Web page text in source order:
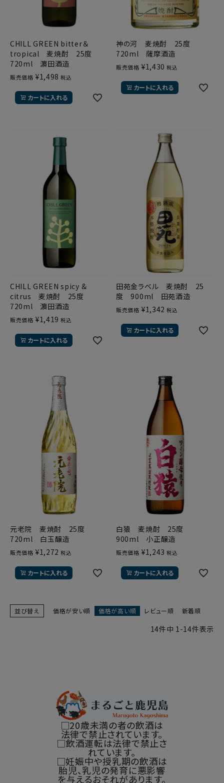
CHILL GREEN bitter＆
tropical 麦焼酎 25度
720ml 濵田酒造
販売価格 ¥1,498 税込
カートに入れる
神の河 麦焼酎 25度
720ml 薩摩酒造
販売価格 ¥1,430 税込
カートに入れる
CHILL GREEN spicy &
citrus 麦焼酎 25度
720ml 濵田酒造
販売価格 ¥1,419 税込
カートに入れる
田苑金ラベル 麦焼酎 25
度 900ml 田苑酒造
販売価格 ¥1,342 税込
カートに入れる
元老院 麦焼酎 25度
720ml 白玉醸造
販売価格 ¥1,272 税込
カートに入れる
白猿 麦焼酎 25度
900ml 小正醸造
販売価格 ¥1,243 税込
カートに入れる
並び替え 価格が安い順 価格が高い順 レビュー順 新着順
14件中 1-14件表示
□20歳未満の者の飲酒は
法律で禁止されています。
□飲酒運転は法律で禁止さ
れています。
□妊娠中や授乳期の飲酒は
胎児、乳児の発育に悪影響
を与えるおそれがあります。